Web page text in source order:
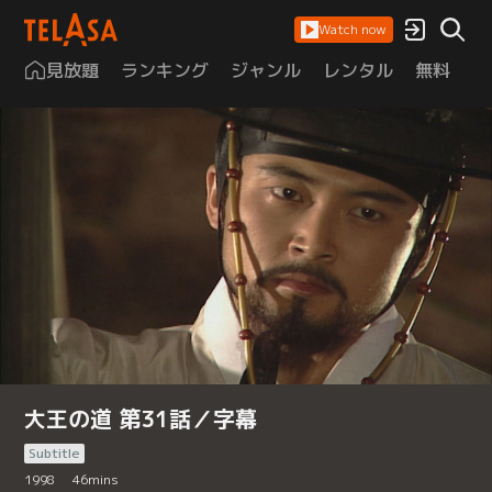
Watch now
見放題 ランキング ジャンル レンタル 無料
大王の道 第31話／字幕
Subtitle
1998
46mins